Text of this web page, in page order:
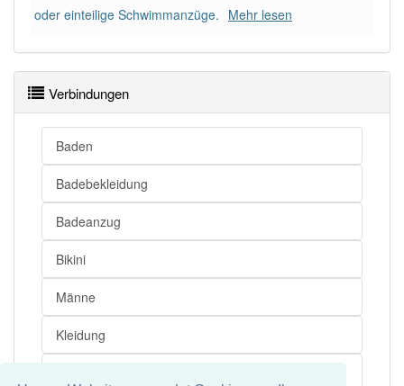
oder einteilige Schwimmanzüge. Mehr lesen
Verbindungen
Baden
Badebekleidung
Badeanzug
Bikini
Männe
Kleidung